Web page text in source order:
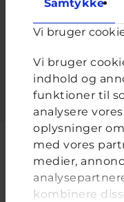
Samtykke
Vi bruger
Vi bruger
indhold og
funktioner til
analysere
oplysninger
med vores
medier,
kombinere
Adgangskode*
Cyberhus er et klubhus
en voksen og få